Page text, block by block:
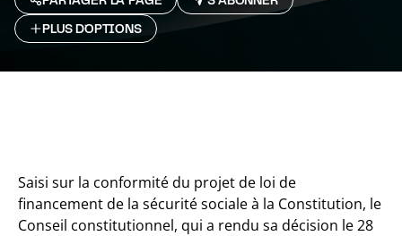
PLUS D`OPTIONS
Saisi sur la conformité du projet de loi de
financement de la sécurité sociale à la Constitution, le
Conseil constitutionnel, qui a rendu sa décision le 28